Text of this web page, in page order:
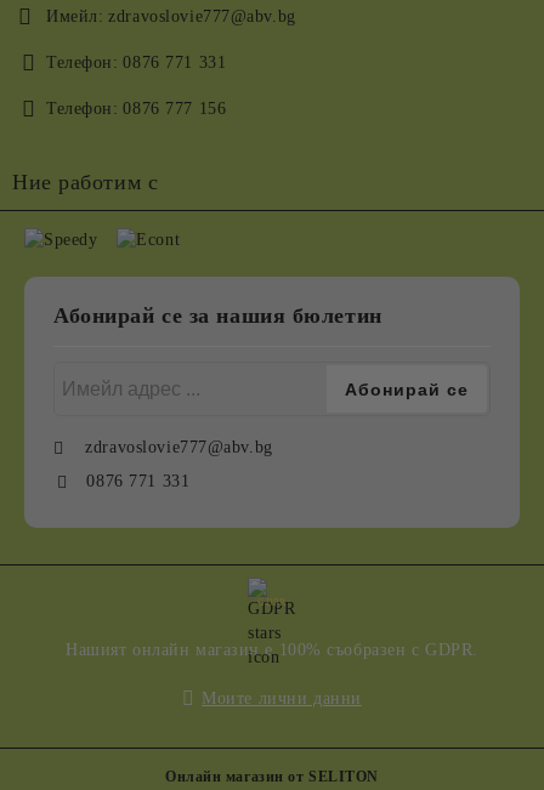
Имейл: zdravoslovie777@abv.bg
Телефон: 0876 771 331
Телефон: 0876 777 156
Ние работим с
Абонирай се за нашия бюлетин
zdravoslovie777@abv.bg
0876 771 331
GDPR
Нашият онлайн магазин е 100% съобразен с GDPR.
Моите лични данни
Онлайн магазин от SELITON